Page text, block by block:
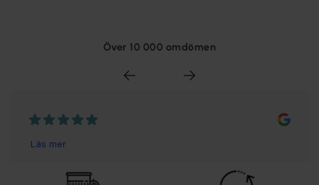
dina utelampor kan du kombinera stil och funktionalitet året
Anpassa din utebelysning efter
trädgårdens ytor
både funktion och estetik i din trädgård och runt ditt hem.
Över 10 000 omdömen